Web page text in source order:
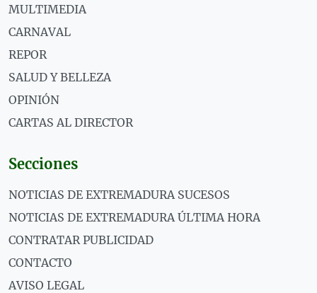
MULTIMEDIA
CARNAVAL
REPOR
SALUD Y BELLEZA
OPINIÓN
CARTAS AL DIRECTOR
Secciones
NOTICIAS DE EXTREMADURA SUCESOS
NOTICIAS DE EXTREMADURA ÚLTIMA HORA
CONTRATAR PUBLICIDAD
CONTACTO
AVISO LEGAL